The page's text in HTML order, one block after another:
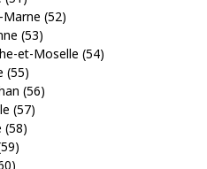
(52)
(53)
et-Moselle (54)
(55)
(56)
(57)
(58)